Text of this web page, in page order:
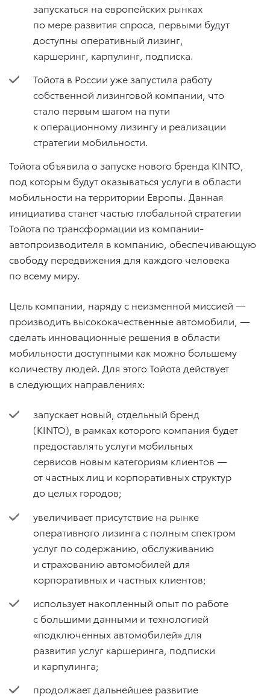
запускаться на европейских рынках
по мере развития спроса, первыми будут
доступны оперативный лизинг,
каршеринг, карпулинг, подписка.
Тойота в России уже запустила работу
собственной лизинговой компании, что
стало первым шагом на пути
к операционному лизингу и реализации
стратегии мобильности.
Тойота объявила о запуске нового бренда KINTO,
под которым будут оказываться услуги в области
мобильности на территории Европы. Данная
инициатива станет частью глобальной стратегии
Тойота по трансформации из компании-
автопроизводителя в компанию, обеспечивающую
свободу передвижения для каждого человека
по всему миру.
Цель компании, наряду с неизменной миссией —
производить высококачественные автомобили, —
сделать инновационные решения в области
мобильности доступными как можно большему
количеству людей. Для этого Тойота действует
в следующих направлениях:
запускает новый, отдельный бренд
(KINTO), в рамках которого компания будет
предоставлять услуги мобильных
сервисов новым категориям клиентов —
от частных лиц и корпоративных структур
до целых городов;
увеличивает присутствие на рынке
оперативного лизинга с полным спектром
услуг по содержанию, обслуживанию
и страхованию автомобилей для
корпоративных и частных клиентов;
использует накопленный опыт по работе
с большими данными и технологией
«подключенных автомобилей» для
развития услуг каршеринга, подписки
и карпулинга;
продолжает дальнейшее развитие